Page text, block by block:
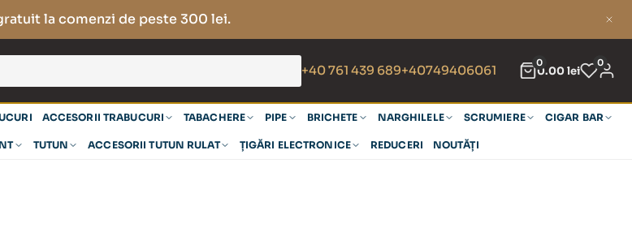
la comenzi de peste 300 lei.
+40 761 439 689+40749406061 0
0.00lei
0
ACCESORII TRABUCURI TABACHERE PIPE BRICHETE NARGHILELE SCRUMIERE CIGAR BAR
TUTUN ACCESORII TUTUN RULAT ȚIGĂRI ELECTRONICE REDUCERI NOUTĂȚI